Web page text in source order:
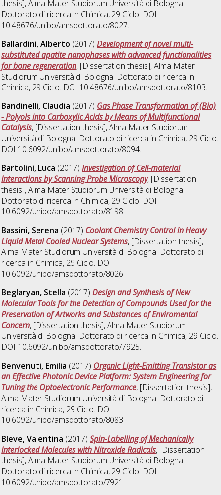
thesis], Alma Mater Studiorum Università di Bologna.
Dottorato di ricerca in Chimica, 29 Ciclo. DOI
10.48676/unibo/amsdottorato/8027.
Ballardini, Alberto (2017)Development of novel multi-
substituted apatite nanophases with advanced functionalities
for bone regeneration, [Dissertation thesis], Alma Mater
Studiorum Università di Bologna. Dottorato di ricerca in
Chimica, 29 Ciclo. DOI 10.48676/unibo/amsdottorato/8103.
Bandinelli, Claudia (2017) Gas Phase Transformation of (Bio)
- Polyols into Carboxylic Acids by Means of Multifunctional
Catalysis, [Dissertation thesis], Alma Mater Studiorum
Università di Bologna. Dottorato di ricerca in Chimica, 29 Ciclo.
DOI 10.6092/unibo/amsdottorato/8094.
Bartolini, Luca (2017)Investigation of Cell-material
Interactions by Scanning Probe Microscopy, [Dissertation
thesis], Alma Mater Studiorum Università di Bologna.
Dottorato di ricerca in Chimica, 29 Ciclo. DOI
10.6092/unibo/amsdottorato/8198.
Bassini, Serena (2017) Coolant Chemistry Control in Heavy
Liquid Metal Cooled Nuclear Systems, [Dissertation thesis],
Alma Mater Studiorum Università di Bologna. Dottorato di
ricerca in Chimica, 29 Ciclo. DOI
10.6092/unibo/amsdottorato/8026.
Beglaryan, Stella (2017)Design and Synthesis of New
Molecular Tools for the Detection of Compounds Used for the
Preservation of Artworks and Substances of Enviromental
Concern, [Dissertation thesis], Alma Mater Studiorum
Università di Bologna. Dottorato di ricerca in Chimica, 29 Ciclo.
DOI 10.6092/unibo/amsdottorato/7925.
Benvenuti, Emilia (2017) Organic Light-Emitting Transistor as
an Effective Photonic Device Platform: System Engineering for
Tuning the Optoelectronic Performance, [Dissertation thesis],
Alma Mater Studiorum Università di Bologna. Dottorato di
ricerca in Chimica, 29 Ciclo. DOI
10.6092/unibo/amsdottorato/8083.
Bleve, Valentina (2017)Spin-Labelling of Mechanically
Interlocked Molecules with Nitroxide Radicals, [Dissertation
thesis], Alma Mater Studiorum Università di Bologna.
Dottorato di ricerca in Chimica, 29 Ciclo. DOI
10.6092/unibo/amsdottorato/7921.